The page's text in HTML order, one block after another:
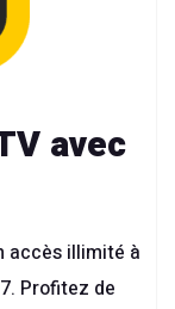
avec
accès illimité à
Profitez de